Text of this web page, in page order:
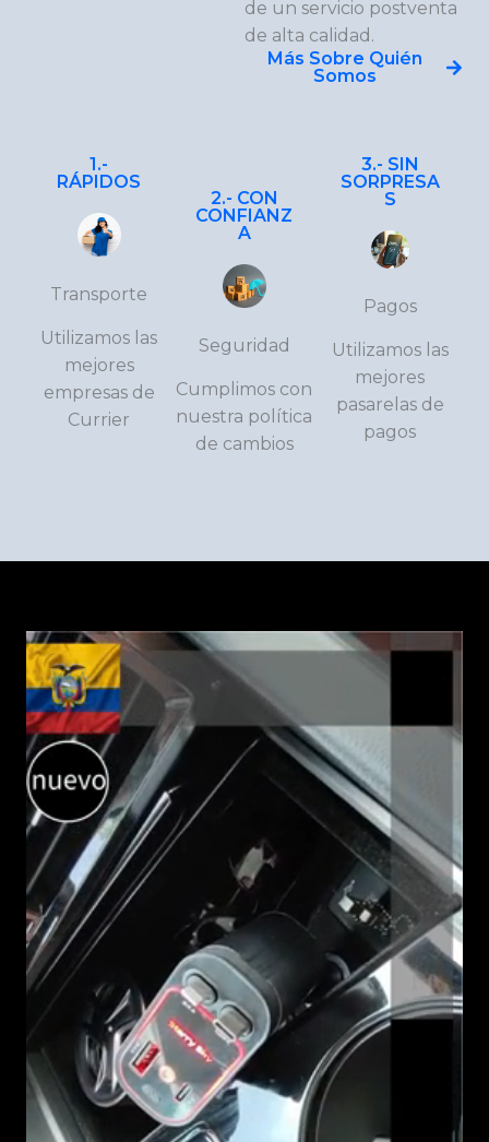
de un servicio postventa
de alta calidad.
Más Sobre Quién
Somos
1.-
RÁPIDOS
Transporte
Utilizamos las
mejores
empresas de
Currier
2.- CON
CONFIANZ
A
Seguridad
Cumplimos con
nuestra política
de cambios
3.- SIN
SORPRESA
S
Pagos
Utilizamos las
mejores
pasarelas de
pagos